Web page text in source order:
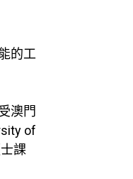
的工
澳門
of
課